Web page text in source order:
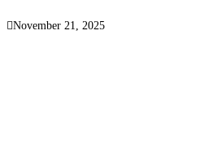
November 21, 2025